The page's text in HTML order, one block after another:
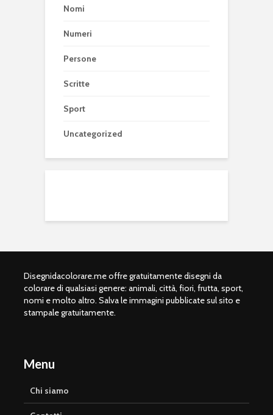
Nomi
Numeri
Persone
Scritte
Sport
Uncategorized
Disegnidacolorare.me offre gratuitamente disegni da
colorare di qualsiasi genere: animali, città, fiori, frutta, sport,
nomi e molto altro. Salva le immagini pubblicate sul sito e
stampale gratuitamente.
Menu
Chi siamo